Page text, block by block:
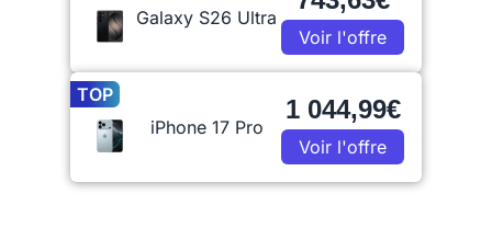
Galaxy S26 Ultra
Voir l'offre
TOP
iPhone 17 Pro
1 044,99€
Voir l'offre